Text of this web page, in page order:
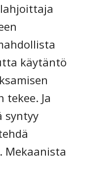
käytäntö
tekee. Ja
syntyy
Mekaanista